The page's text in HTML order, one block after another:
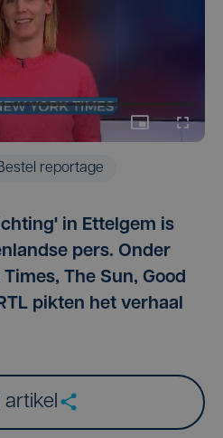
reportage
in Ettelgem is
pers. Onder
The Sun, Good
pikten het verhaal
artikel